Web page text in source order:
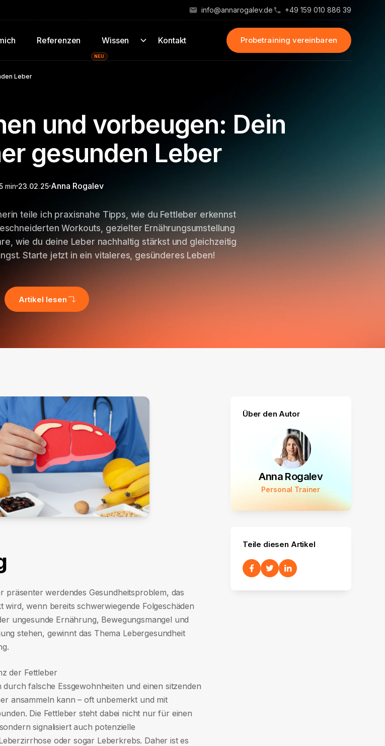
info@annarogalev.de +49 159 010 886 39
Referenzen Wissen
NEU
Kontakt Probetraining vereinbaren
Leber
und vorbeugen: Dein
gesunden Leber
min 23.02.25 Anna Rogalev
teile ich praxisnahe Tipps, wie du Fettleber erkennst
Workouts, gezielter Ernährungsumstellung
wie du deine Leber nachhaltig stärkst und gleichzeitig
Starte jetzt in ein vitaleres, gesünderes Leben!
Artikel lesen
präsenter werdendes Gesundheitsproblem, das
wird, wenn bereits schwerwiegende Folgeschäden
ungesunde Ernährung, Bewegungsmangel und
stehen, gewinnt das Thema Lebergesundheit
der Fettleber
durch falsche Essgewohnheiten und einen sitzenden
ansammeln kann – oft unbemerkt und mit
Die Fettleber steht dabei nicht nur für einen
signalisiert auch potenzielle
oder sogar Leberkrebs. Daher ist es
Über den Autor
Anna Rogalev
Personal Trainer
Teile diesen Artikel